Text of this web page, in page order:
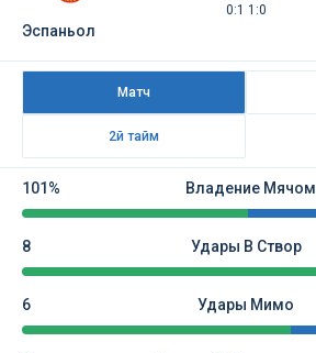
0:1 1:0
Эспаньол
Матч
2й тайм
101% Владение Мячом
8 Удары В Створ
6 Удары Мимо